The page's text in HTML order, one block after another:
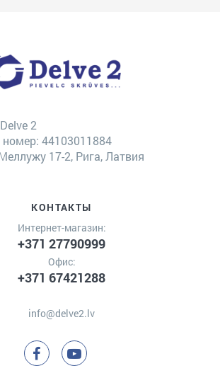
2
номер: 44103011884
17-2, Рига, Латвия
КОНТАКТЫ
Интернет-магазин:
+371 27790999
Офис:
+371 67421288
info@delve2.lv